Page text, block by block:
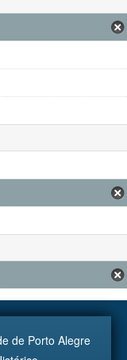
de Porto Alegre